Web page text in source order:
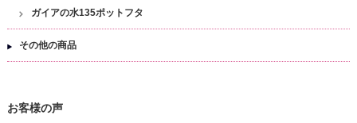
ガイアの水135ポットフタ
その他の商品
お客様の声